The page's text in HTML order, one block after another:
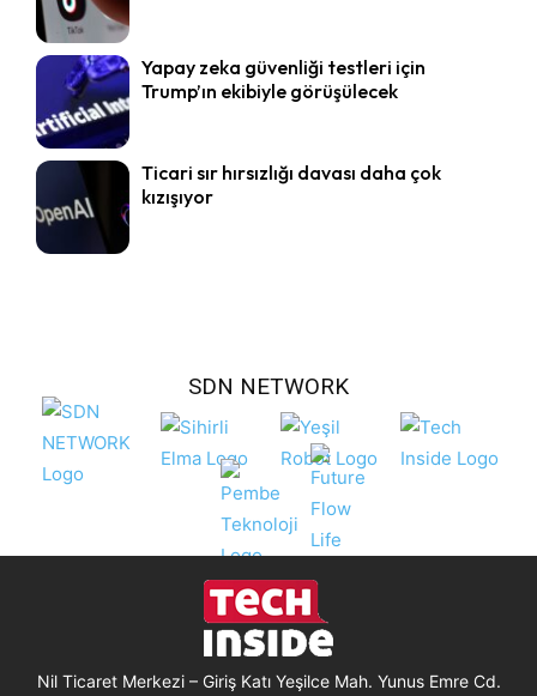
Yapay zeka güvenliği testleri için
Trump’ın ekibiyle görüşülecek
Ticari sır hırsızlığı davası daha çok
kızışıyor
SDN NETWORK
Nil Ticaret Merkezi – Giriş Katı Yeşilce Mah. Yunus Emre Cd.